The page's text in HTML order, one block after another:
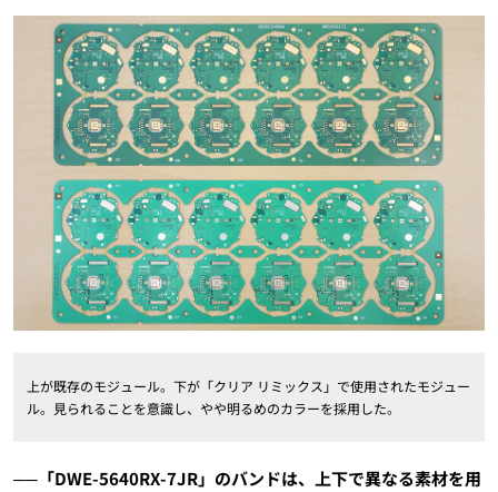
上が既存のモジュール。下が「クリア リミックス」で使用されたモジュー
ル。見られることを意識し、やや明るめのカラーを採用した。
──「DWE-5640RX-7JR」のバンドは、上下で異なる素材を用